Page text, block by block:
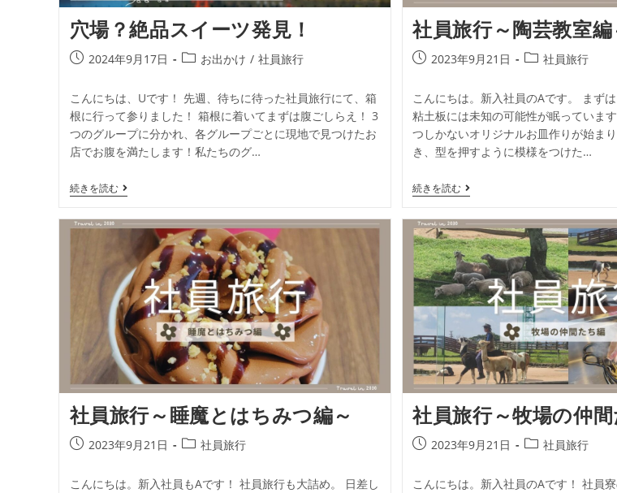
穴場？絶品スイーツ発見！
2024年9月17日 お出かけ / 社員旅行
こんにちは、Uです！ 先週、待ちに待った社員旅行にて、箱
根に行って参りました！ 箱根に着いてまずは腹ごしらえ！ 3
つのグループに分かれ、各グループごとに現地で見つけたお
店でお腹を満たします！私たちのグ…
続きを読む
社員旅行～陶芸教室編
2023年9月21日 社員旅行
こんにちは。新入社員のAです。 まず
粘土板には未知の可能性が眠っていま
つしかないオリジナルお皿作りが始ま
き、型を押すように模様をつけた…
続きを読む
社員旅行～睡魔とはちみつ編～
2023年9月21日 社員旅行
こんにちは。新入社員もAです！ 社員旅行も大詰め。 日差し
社員旅行～牧場の仲
2023年9月21日 社員旅行
こんにちは。新入社員のAです！ 社員